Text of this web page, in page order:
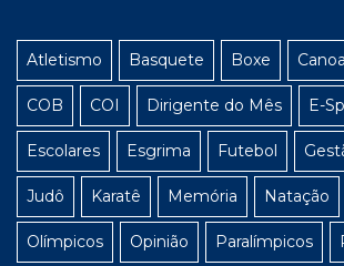
Atletismo Basquete Boxe
COB COI Dirigente do Mês E-
Escolares Esgrima Futebol
Judô Karatê Memória Natação
Olímpicos Opinião Paralímpicos